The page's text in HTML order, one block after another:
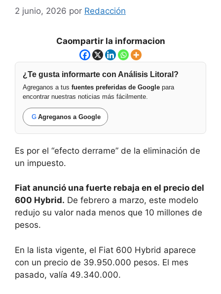
2 junio, 2026 por Redacción
Caompartir la informacion
¿Te gusta informarte con Análisis Litoral?
Agreganos a tus fuentes preferidas de Google para
encontrar nuestras noticias más fácilmente.
G Agreganos a Google
Es por el “efecto derrame” de la eliminación de
un impuesto.
Fiat anunció una fuerte rebaja en el precio del
600 Hybrid. De febrero a marzo, este modelo
redujo su valor nada menos que 10 millones de
pesos.
En la lista vigente, el Fiat 600 Hybrid aparece
con un precio de 39.950.000 pesos. El mes
pasado, valía 49.340.000.